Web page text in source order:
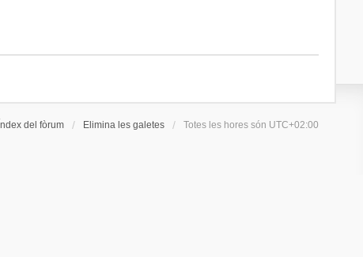
Índex del fòrum Elimina les galetes Totes les hores són UTC+02:00